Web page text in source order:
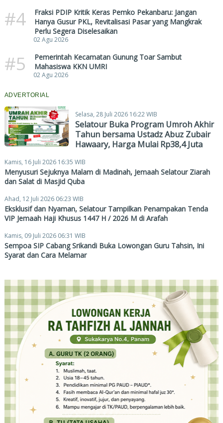
#4
Fraksi PDIP Kritik Keras Pemko Pekanbaru: Jangan
Hanya Gusur PKL, Revitalisasi Pasar yang Mangkrak
Perlu Segera Diselesaikan
02 Agu 2026
#5
Pemerintah Kecamatan Gunung Toar Sambut
Mahasiswa KKN UMRI
02 Agu 2026
ADVERTORIAL
Selasa, 28 Juli 2026 16:22 WIB
Selatour Buka Program Umroh Akhir
Tahun bersama Ustadz Abuz Zubair
Hawaary, Harga Mulai Rp38,4 Juta
Kamis, 16 Juli 2026 16:35 WIB
Menyusuri Sejuknya Malam di Madinah, Jemaah Selatour Ziarah
dan Salat di Masjid Quba
Ahad, 12 Juli 2026 06:23 WIB
Eksklusif dan Nyaman, Selatour Tampilkan Penampakan Tenda
VIP Jemaah Haji Khusus 1447 H / 2026 M di Arafah
Kamis, 09 Juli 2026 06:31 WIB
Sempoa SIP Cabang Srikandi Buka Lowongan Guru Tahsin, Ini
Syarat dan Cara Melamar